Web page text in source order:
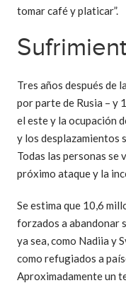
tomar café y platicar”.
Tres años después de
por parte de Rusia – y
el este y la ocupación
y los desplazamientos
Todas las personas se
próximo ataque y la
Se estima que 10,6
forzados a abandonar
ya sea, como Nadiia y
como refugiados a
Aproximadamente un